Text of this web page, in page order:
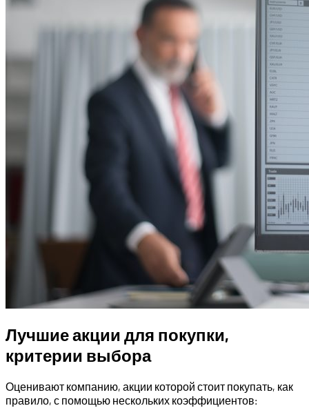
Лучшие акции для покупки,
критерии выбора
Оценивают компанию, акции которой стоит покупать, как
правило, с помощью нескольких коэффициентов: